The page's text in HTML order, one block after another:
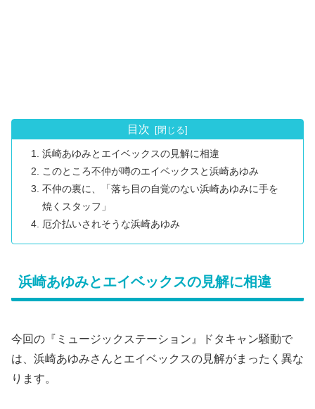
目次
浜崎あゆみとエイベックスの見解に相違
このところ不仲が噂のエイベックスと浜崎あゆみ
不仲の裏に、「落ち目の自覚のない浜崎あゆみに手を
焼くスタッフ」
厄介払いされそうな浜崎あゆみ
浜崎あゆみとエイベックスの見解に相違
今回の『ミュージックステーション』ドタキャン騒動で
は、浜崎あゆみさんとエイベックスの見解がまったく異な
ります。